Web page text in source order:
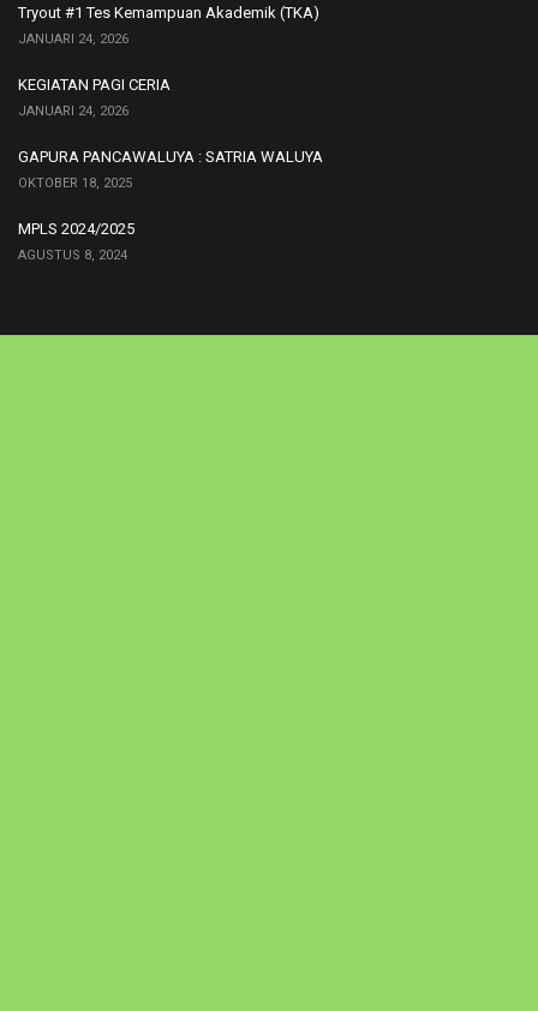
Tryout #1 Tes Kemampuan Akademik (TKA)
JANUARI 24, 2026
KEGIATAN PAGI CERIA
JANUARI 24, 2026
GAPURA PANCAWALUYA : SATRIA WALUYA
OKTOBER 18, 2025
MPLS 2024/2025
AGUSTUS 8, 2024